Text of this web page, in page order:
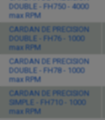
DOUBLE - FH750 - 4000
max RPM
CARDAN DE PRECISION
DOUBLE - FH76 - 1000
max RPM
CARDAN DE PRECISION
DOUBLE - FH78 - 1000
max RPM
CARDAN DE PRECISION
SIMPLE - FH710 - 1000
max RPM